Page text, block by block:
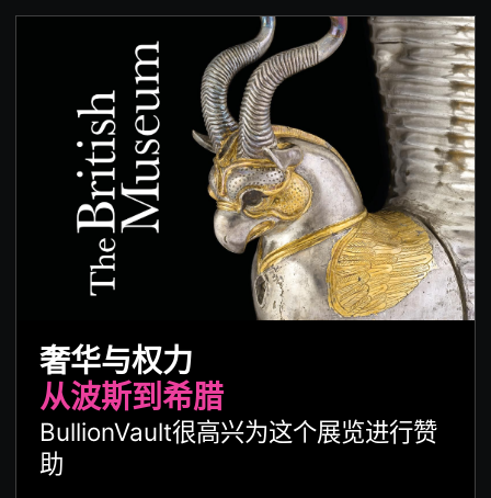
奢华与权力
从波斯到希腊
BullionVault很高兴为这个展览进行赞
助